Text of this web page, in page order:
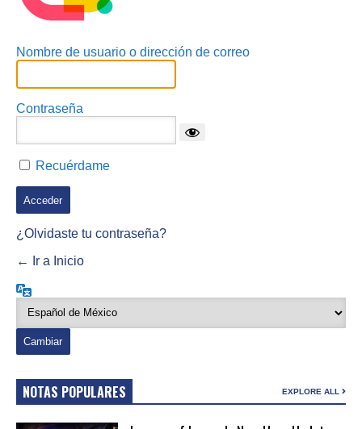
Nombre de usuario o dirección de correo
Contraseña
Recuérdame
¿Olvidaste tu contraseña?
← Ir a Inicio
NOTAS POPULARES EXPLORE ALL